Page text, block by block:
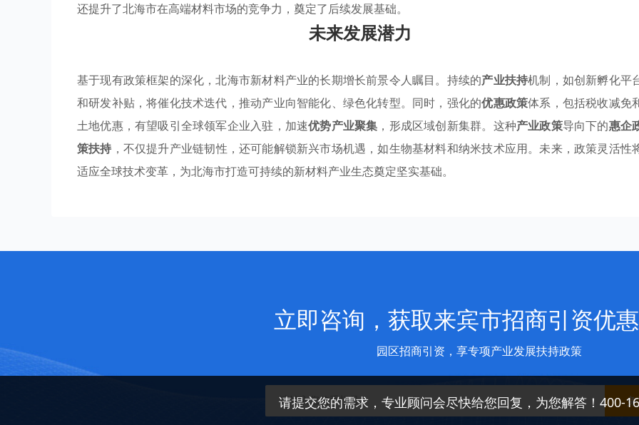
还提升了北海市在高端材料市场的竞争力，奠定了后续发展基础。
未来发展潜力
基于现有政策框架的深化，北海市新材料产业的长期增长前景令人瞩目。持续的产业扶持机制，如创新孵化平
和研发补贴，将催化技术迭代，推动产业向智能化、绿色化转型。同时，强化的优惠政策体系，包括税收减免
土地优惠，有望吸引全球领军企业入驻，加速优势产业聚集 ，形成区域创新集群。这种产业政策导向下的惠企
策扶持 ，不仅提升产业链韧性，还可能解锁新兴市场机遇，如生物基材料和纳米技术应用。未来，政策灵活性
适应全球技术变革，为北海市打造可持续的新材料产业生态奠定坚实基础。
请提交您的需求，专业顾问会尽快给您回复，为您解答！400-
立即咨询，获取来宾市招商引资优
园区招商引资，享专项产业发展扶持政策